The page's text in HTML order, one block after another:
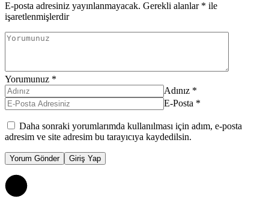
E-posta adresiniz yayınlanmayacak. Gerekli alanlar * ile
işaretlenmişlerdir
Yorumunuz *
Adınız *
E-Posta *
Daha sonraki yorumlarımda kullanılması için adım, e-posta
adresim ve site adresim bu tarayıcıya kaydedilsin.
Yorum Gönder Giriş Yap